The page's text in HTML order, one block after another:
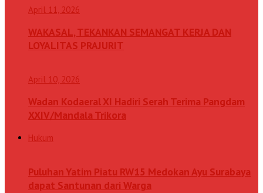
April 11, 2026
WAKASAL, TEKANKAN SEMANGAT KERJA DAN
LOYALITAS PRAJURIT
April 10, 2026
Wadan Kodaeral XI Hadiri Serah Terima Pangdam
XXIV/Mandala Trikora
Hukum
Puluhan Yatim Piatu RW15 Medokan Ayu Surabaya
dapat Santunan dari Warga